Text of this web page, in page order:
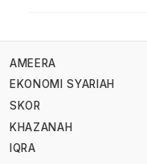
AMEERA
EKONOMI SYARIAH
SKOR
KHAZANAH
IQRA